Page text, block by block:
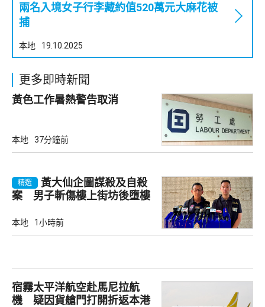
兩名入境女子行李藏約值520萬元大麻花被
捕
本地 19.10.2025
更多即時新聞
黃色工作暑熱警告取消
本地 37分鐘前
精選
黃大仙企圖謀殺及自殺
案 男子斬傷樓上街坊後墮樓
本地 1小時前
宿霧太平洋航空赴馬尼拉航
機 疑因貨艙門打開折返本港